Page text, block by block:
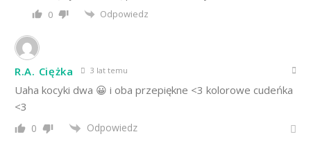
0 Odpowiedz
R.A. Ciężka 3 lat temu
Uaha kocyki dwa 😀 i oba przepiękne <3 kolorowe cudeńka
<3
0 Odpowiedz